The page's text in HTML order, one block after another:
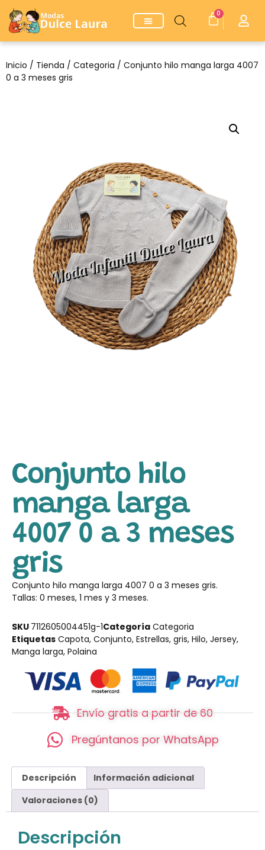
0
Inicio / Tienda / Categoria / Conjunto hilo manga larga 4007
0 a 3 meses gris
Conjunto hilo
manga larga
4007 0 a 3 meses
gris
Conjunto hilo manga larga 4007 0 a 3 meses gris.
Tallas: 0 meses, 1 mes y 3 meses.
SKU 7112605004451g-1Categoría Categoria
Etiquetas Capota, Conjunto, Estrellas, gris, Hilo, Jersey,
Manga larga, Polaina
Envío gratis a partir de 60
Pregúntanos por WhatsApp
Descripción
Información adicional
Valoraciones (0)
Descripción